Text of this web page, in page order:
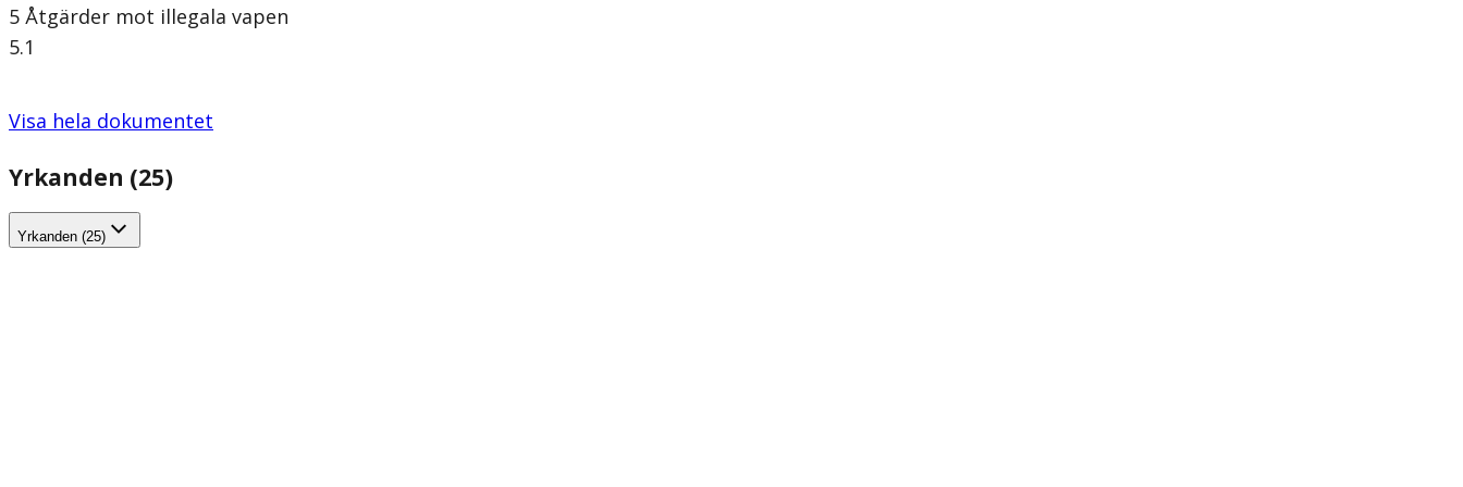
5 Åtgärder mot illegala vapen
5.1
Visa hela dokumentet
Yrkanden (25)
Yrkanden (25)